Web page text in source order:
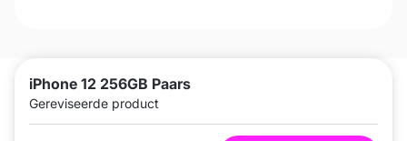
iPhone 12 256GB Paars
Gereviseerde product